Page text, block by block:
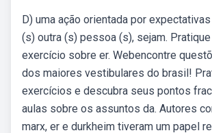
D) uma ação orientada por
(s) outra (s) pessoa (s), sejam.
exercício sobre er. Webencontre
dos maiores vestibulares do brasil!
exercícios e descubra seus pontos
aulas sobre os assuntos da. Autores
marx, er e durkheim tiveram um papel